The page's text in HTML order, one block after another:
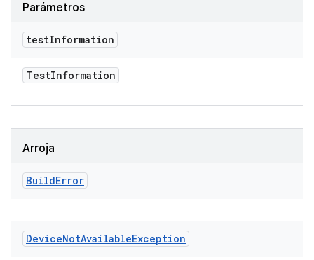
Parámetros
testInformation
TestInformation
Arroja
BuildError
DeviceNotAvailableException